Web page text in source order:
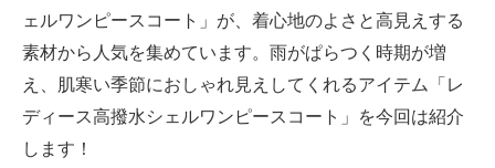
ITの今と未来を見通す
スマホと通信の最新トレンド
進化するPCとデバイスの未来
好きが集まる 比べて選べる
ェルワンピースコート」が、着心地のよさと高見えする
素材から人気を集めています。雨がぱらつく時期が増
え、肌寒い季節におしゃれ見えしてくれるアイテム「レ
ディース高撥水シェルワンピースコート」を今回は紹介
します！